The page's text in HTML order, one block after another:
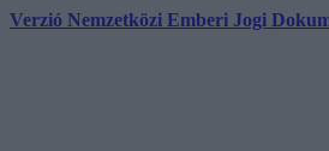
Verzió Nemzetközi Emberi Jogi